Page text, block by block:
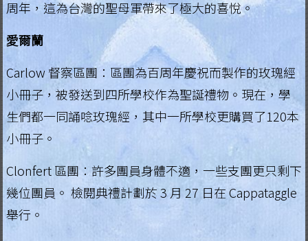
周年，這為台灣的聖母軍帶來了極大的喜悅。
愛爾蘭
Carlow 督察區團：區團為百周年慶祝而製作的玫瑰經
小冊子，被發送到四所學校作為聖誕禮物。現在，學
生們都一同誦唸玫瑰經，其中一所學校更購買了120本
小冊子。
Clonfert 區團：許多團員身體不適，一些支團更只剩下
幾位團員。 檢閱典禮計劃於 3 月 27 日在 Cappataggle
舉行。